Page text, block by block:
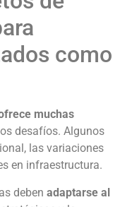
como
muchas
desafíos. Algunos
las variaciones
en infraestructura.
deben adaptarse al